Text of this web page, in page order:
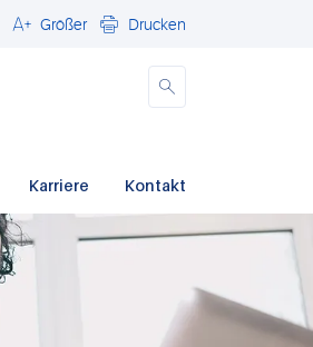
Größer Drucken
Karriere Kontakt